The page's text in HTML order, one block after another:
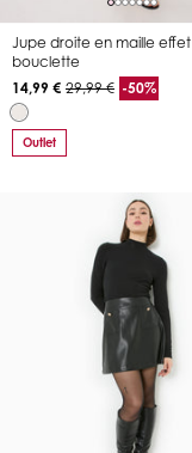
Jupe droite en maille effet
bouclette
14,99 € 29,99 € -50%
Outlet